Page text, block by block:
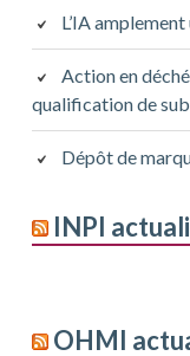
L’IA
Action en
qualification de
Dépôt de
INPI
OHMI